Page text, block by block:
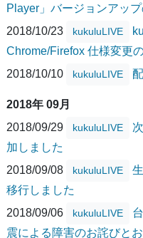
Player」バージョンアッ
2018/10/23
kukuluLIVE
Chrome/Firefox 仕様変更
2018/10/10
kukuluLIVE
2018年 09月
2018/09/29
kukuluLIVE
加しました
2018/09/08
kukuluLIVE
移行しました
2018/09/06
kukuluLIVE
震による障害のお詫びと